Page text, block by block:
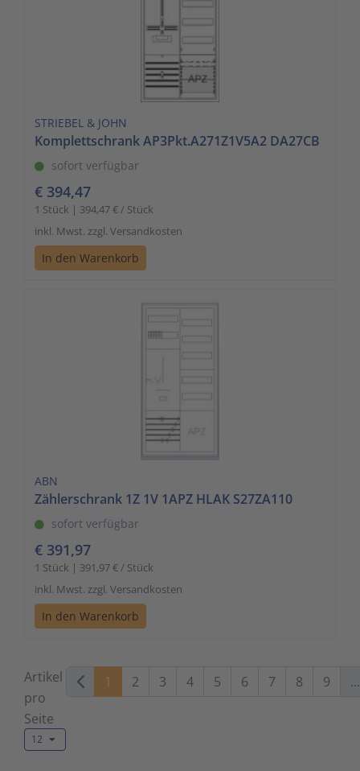
STRIEBEL & JOHN
Komplettschrank AP3Pkt.A271Z1V5A2 DA27CB
sofort verfügbar
€ 394,47
1 Stück | 394,47 € / Stück
inkl. Mwst. zzgl. Versandkosten
In den Warenkorb
ABN
Zählerschrank 1Z 1V 1APZ HLAK S27ZA110
sofort verfügbar
€ 391,97
1 Stück | 391,97 € / Stück
inkl. Mwst. zzgl. Versandkosten
In den Warenkorb
Artikel
pro
Seite
12
1 2 3 4 5 6 7 8 9 ...